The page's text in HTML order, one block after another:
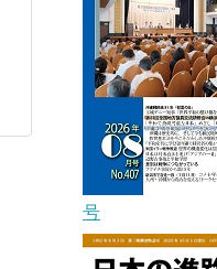
号